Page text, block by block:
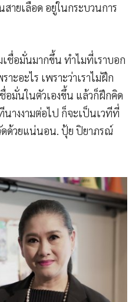
ายเลือด อยู่ในกระบวนการ
เชื่อมั่นมากขึ้น ทำไมที่เราบอก
าะอะไร เพราะว่าเราไม่ฝึก
อมั่นในตัวเองขึ้น แล้วก็ฝึกคิด
างงามต่อไป ก็จะเป็นเวทีที่
ดด้วยแน่นอน. ปุ้ย ปิยาภรณ์